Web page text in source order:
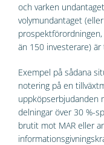
och varken
volymundantaget
än 150 investerare) är
Exempel på sådana
notering på en
uppköpserbjudanden
delningar över 30 %-
brutit mot MAR eller